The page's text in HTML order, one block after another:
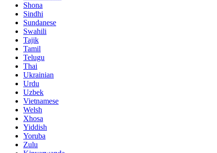
Shona
Sindhi
Sundanese
Swahili
Tajik
Tamil
Telugu
Thai
Ukrainian
Urdu
Uzbek
Vietnamese
Welsh
Xhosa
Yiddish
Yoruba
Zulu